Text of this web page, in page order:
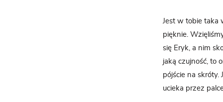
Jest w tobie taka
pięknie.
się Eryk, a nim
jaką czujność, to
pójście na skróty.
ucieka przez